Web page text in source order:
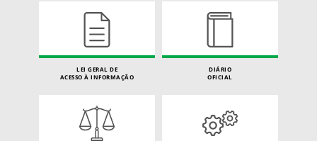
LEI GERAL DE
ACESSO À INFORMAÇÃO
DIÁRIO
OFICIAL